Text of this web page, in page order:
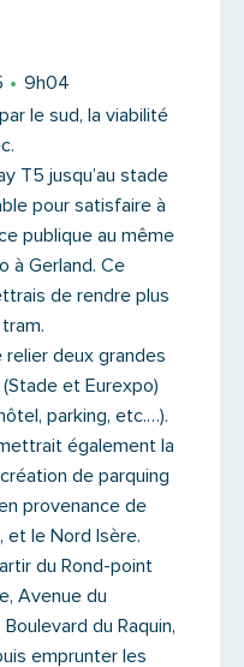
le code
9h04
le sud, la viabilité
T5 jusqu’au stade
pour satisfaire à
publique au même
à Gerland. Ce
de rendre plus
deux grandes
et Eurexpo)
parking, etc.…).
également la
de parquing
provenance de
et le Nord Isère.
du Rond-point
Avenue du
du Raquin,
emprunter les